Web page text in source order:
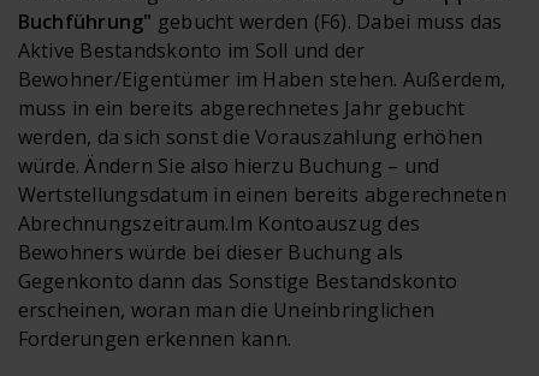
Buchführung" gebucht werden (F6). Dabei muss das
Aktive Bestandskonto im Soll und der
Bewohner/Eigentümer im Haben stehen. Außerdem,
muss in ein bereits abgerechnetes Jahr gebucht
werden, da sich sonst die Vorauszahlung erhöhen
würde. Ändern Sie also hierzu Buchung – und
Wertstellungsdatum in einen bereits abgerechneten
Abrechnungszeitraum.Im Kontoauszug des
Bewohners würde bei dieser Buchung als
Gegenkonto dann das Sonstige Bestandskonto
erscheinen, woran man die Uneinbringlichen
Forderungen erkennen kann.